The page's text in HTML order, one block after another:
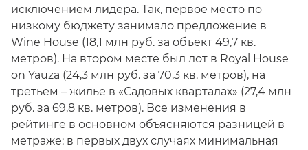
исключением лидера. Так, первое место по
низкому бюджету занимало предложение в
Wine House (18,1 млн руб. за объект 49,7 кв.
метров). На втором месте был лот в Royal House
on Yauza (24,3 млн руб. за 70,3 кв. метров), на
третьем – жилье в «Садовых кварталах» (27,4 млн
руб. за 69,8 кв. метров). Все изменения в
рейтинге в основном объясняются разницей в
метраже: в первых двух случаях минимальная